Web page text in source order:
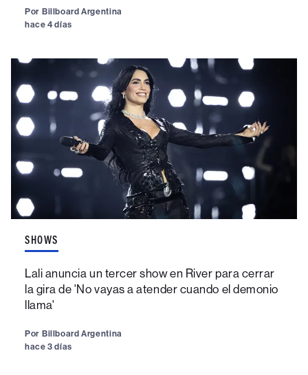
Por Billboard Argentina
hace 4 días
SHOWS
Lali anuncia un tercer show en River para cerrar
la gira de 'No vayas a atender cuando el demonio
llama'
Por Billboard Argentina
hace 3 días